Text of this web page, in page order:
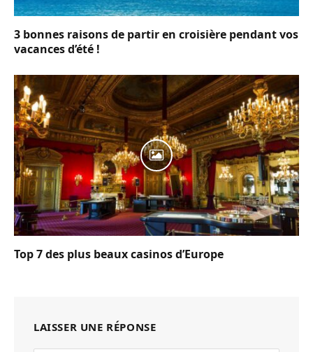
3 bonnes raisons de partir en croisière pendant vos
vacances d’été !
Top 7 des plus beaux casinos d’Europe
LAISSER UNE RÉPONSE